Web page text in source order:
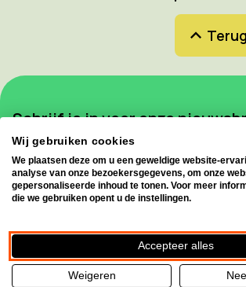
Schrijf je in voor onze
geen enkele update!
Inschrijven voor de nieuwsbrief
Wij gebruiken cookies
We plaatsen deze om u een geweldige website-
analyse van onze bezoekersgegevens, om onze
gepersonaliseerde inhoud te tonen. Voor meer
die we gebruiken opent u de instellingen.
Accepteer alles
Weigeren